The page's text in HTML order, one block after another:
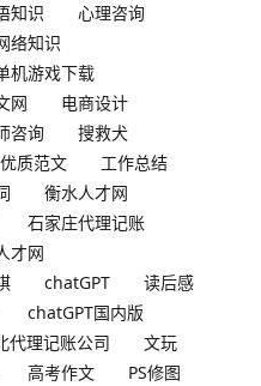
知识
心理咨询
络知识
机游戏下载
网
电商设计
咨询
搜救犬
优质范文
工作总结
衡水人才网
石家庄代理记账
才网
chatGPT
读后感
chatGPT国内版
代理记账公司
文玩
高考作文
PS修图